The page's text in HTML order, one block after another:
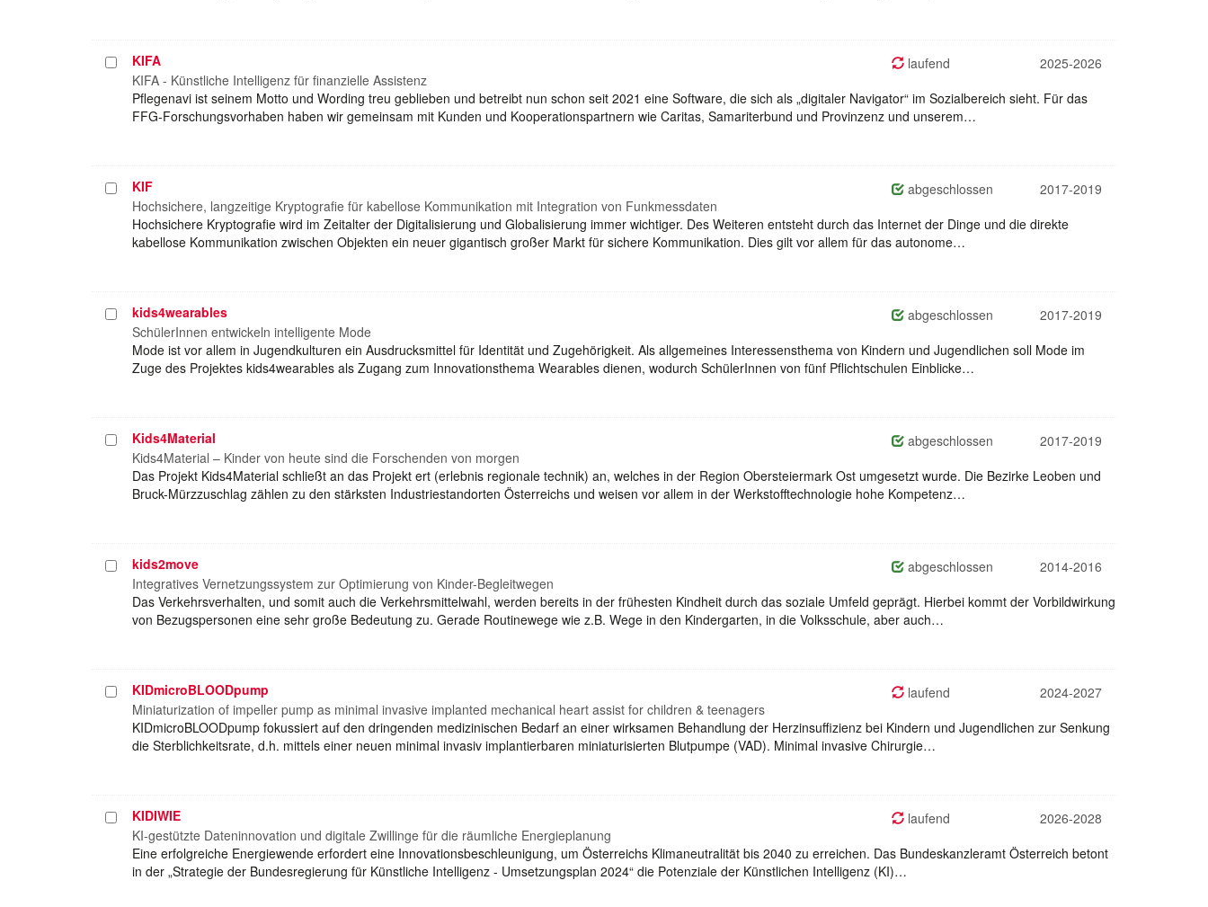
Projekt
auswählen
KIFA laufend
2025-2026
KIFA - Künstliche Intelligenz für finanzielle Assistenz
Pflegenavi ist seinem Motto und Wording treu geblieben und betreibt nun schon seit 2021 eine Software, die sich als „digitaler Navigator“ im Sozialbereich sieht. Für das
FFG-Forschungsvorhaben haben wir gemeinsam mit Kunden und Kooperationspartnern wie Caritas, Samariterbund und Provinzenz und unserem…
Projekt
auswählen
KIF abgeschlossen
2017-2019
Hochsichere, langzeitige Kryptografie für kabellose Kommunikation mit Integration von Funkmessdaten
Hochsichere Kryptografie wird im Zeitalter der Digitalisierung und Globalisierung immer wichtiger. Des Weiteren entsteht durch das Internet der Dinge und die direkte
kabellose Kommunikation zwischen Objekten ein neuer gigantisch großer Markt für sichere Kommunikation. Dies gilt vor allem für das autonome…
Projekt
auswählen
kids4wearables abgeschlossen
2017-2019
SchülerInnen entwickeln intelligente Mode
Mode ist vor allem in Jugendkulturen ein Ausdrucksmittel für Identität und Zugehörigkeit. Als allgemeines Interessensthema von Kindern und Jugendlichen soll Mode im
Zuge des Projektes kids4wearables als Zugang zum Innovationsthema Wearables dienen, wodurch SchülerInnen von fünf Pflichtschulen Einblicke…
Projekt
auswählen
Kids4Material abgeschlossen
2017-2019
Kids4Material – Kinder von heute sind die Forschenden von morgen
Das Projekt Kids4Material schließt an das Projekt ert (erlebnis regionale technik) an, welches in der Region Obersteiermark Ost umgesetzt wurde. Die Bezirke Leoben und
Bruck-Mürzzuschlag zählen zu den stärksten Industriestandorten Österreichs und weisen vor allem in der Werkstofftechnologie hohe Kompetenz…
Projekt
auswählen
kids2move abgeschlossen
2014-2016
Integratives Vernetzungssystem zur Optimierung von Kinder-Begleitwegen
Das Verkehrsverhalten, und somit auch die Verkehrsmittelwahl, werden bereits in der frühesten Kindheit durch das soziale Umfeld geprägt. Hierbei kommt der Vorbildwirkung
von Bezugspersonen eine sehr große Bedeutung zu. Gerade Routinewege wie z.B. Wege in den Kindergarten, in die Volksschule, aber auch…
Projekt
auswählen
KIDmicroBLOODpump laufend
2024-2027
Miniaturization of impeller pump as minimal invasive implanted mechanical heart assist for children & teenagers
KIDmicroBLOODpump fokussiert auf den dringenden medizinischen Bedarf an einer wirksamen Behandlung der Herzinsuffizienz bei Kindern und Jugendlichen zur Senkung
die Sterblichkeitsrate, d.h. mittels einer neuen minimal invasiv implantierbaren miniaturisierten Blutpumpe (VAD). Minimal invasive Chirurgie…
Projekt
auswählen
KIDIWIE laufend
2026-2028
KI-gestützte Dateninnovation und digitale Zwillinge für die räumliche Energieplanung
Eine erfolgreiche Energiewende erfordert eine Innovationsbeschleunigung, um Österreichs Klimaneutralität bis 2040 zu erreichen. Das Bundeskanzleramt Österreich betont
in der „Strategie der Bundesregierung für Künstliche Intelligenz - Umsetzungsplan 2024“ die Potenziale der Künstlichen Intelligenz (KI)…